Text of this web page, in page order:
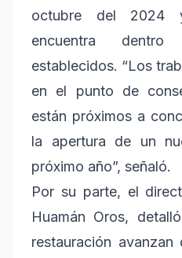
octubre del 2024
encuentra
establecidos. “Los
en el punto de
están próximos a
la apertura de un
próximo año”, señaló.
Por su parte, el
Huamán Oros,
restauración avanzan